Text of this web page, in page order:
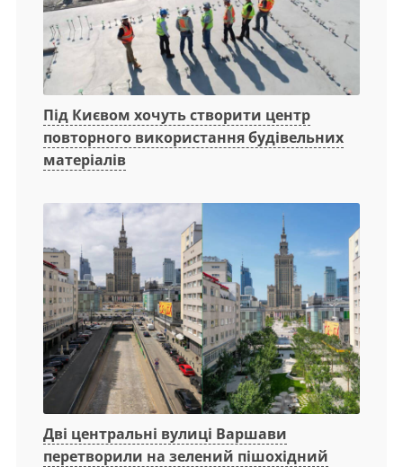
Під Києвом хочуть створити центр
повторного використання будівельних
матеріалів
Дві центральні вулиці Варшави
перетворили на зелений пішохідний